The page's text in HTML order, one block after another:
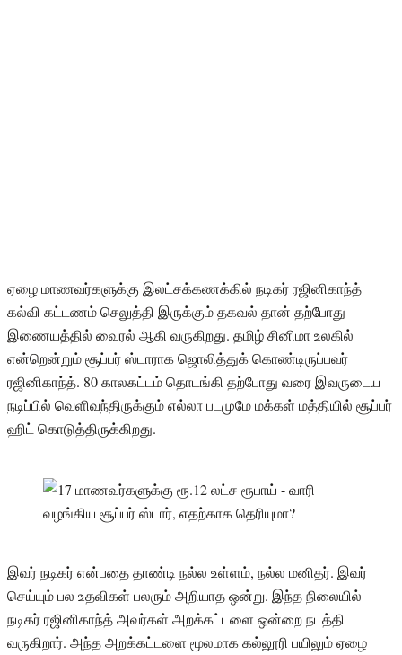
ஏழை மாணவர்களுக்கு இலட்சக்கணக்கில் நடிகர் ரஜினிகாந்த்
கல்வி கட்டணம் செலுத்தி இருக்கும் தகவல் தான் தற்போது
இணையத்தில் வைரல் ஆகி வருகிறது. தமிழ் சினிமா உலகில்
என்றென்றும் சூப்பர் ஸ்டாராக ஜொலித்துக் கொண்டிருப்பவர்
ரஜினிகாந்த். 80 காலகட்டம் தொடங்கி தற்போது வரை இவருடைய
நடிப்பில் வெளிவந்திருக்கும் எல்லா படமுமே மக்கள் மத்தியில் சூப்பர்
ஹிட் கொடுத்திருக்கிறது.
இவர் நடிகர் என்பதை தாண்டி நல்ல உள்ளம், நல்ல மனிதர். இவர்
செய்யும் பல உதவிகள் பலரும் அறியாத ஒன்று. இந்த நிலையில்
நடிகர் ரஜினிகாந்த் அவர்கள் அறக்கட்டளை ஒன்றை நடத்தி
வருகிறார். அந்த அறக்கட்டளை மூலமாக கல்லூரி பயிலும் ஏழை